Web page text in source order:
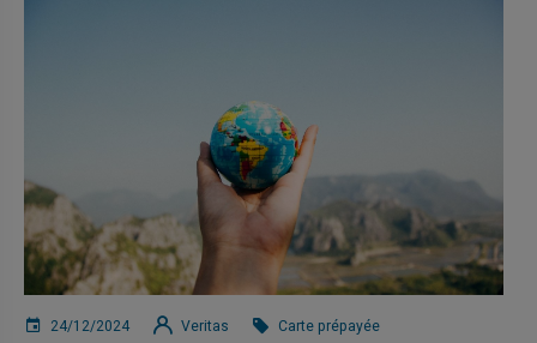
24/12/2024 Veritas Carte prépayée